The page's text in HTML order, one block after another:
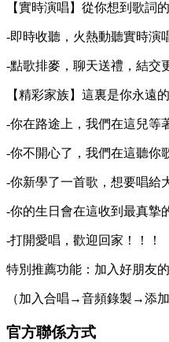
【實時演唱】從你想到歌詞
-即時收聽，火熱動聽實時演
-點歌排麥，聊天送禮，結交
【精彩家族】這裏是你永遠
-你在路途上，我們在這兒等
-你不開心了，我們在這聽你
-你新學了一首歌，想要唱給
-你的生日會在這收到最真摯
-打開愛唱，歡迎回家！！！
特別推薦功能：加入好朋友
（加入合唱→音頻錄製→添
官方聯係方式